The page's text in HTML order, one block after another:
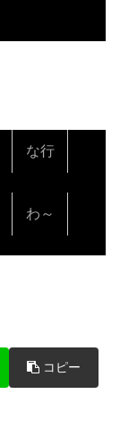
な行
わ～
コピー